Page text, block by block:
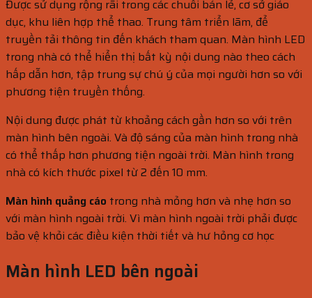
Được sử dụng rộng rãi trong các chuỗi bán lẻ, cơ sở giáo
dục, khu liên hợp thể thao. Trung tâm triển lãm, để
truyền tải thông tin đến khách tham quan. Màn hình LED
trong nhà có thể hiển thị bất kỳ nội dung nào theo cách
hấp dẫn hơn, tập trung sự chú ý của mọi người hơn so với
phương tiện truyền thống.
Nội dung được phát từ khoảng cách gần hơn so với trên
màn hình bên ngoài. Và độ sáng của màn hình trong nhà
có thể thấp hơn phương tiện ngoài trời. Màn hình trong
nhà có kích thước pixel từ 2 đến 10 mm.
Màn hình quảng cáo trong nhà mỏng hơn và nhẹ hơn so
với màn hình ngoài trời. Vì màn hình ngoài trời phải được
bảo vệ khỏi các điều kiện thời tiết và hư hỏng cơ học
Màn hình LED bên ngoài